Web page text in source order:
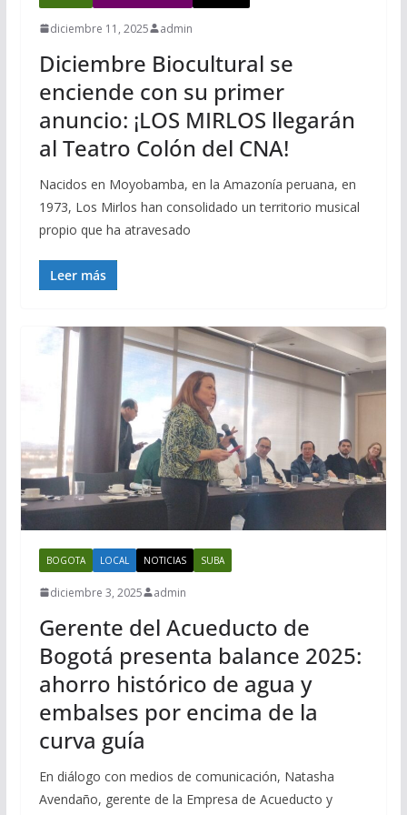
diciembre 11, 2025 admin
Diciembre Biocultural se
enciende con su primer
anuncio: ¡LOS MIRLOS llegarán
al Teatro Colón del CNA!
Nacidos en Moyobamba, en la Amazonía peruana, en
1973, Los Mirlos han consolidado un territorio musical
propio que ha atravesado
Leer más
BOGOTA LOCAL NOTICIAS SUBA
diciembre 3, 2025 admin
Gerente del Acueducto de
Bogotá presenta balance 2025:
ahorro histórico de agua y
embalses por encima de la
curva guía
En diálogo con medios de comunicación, Natasha
Avendaño, gerente de la Empresa de Acueducto y